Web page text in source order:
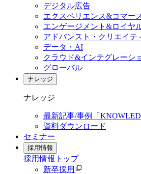
デジタル広告
エクスペリエンス&コマー
エンゲージメント&ロイヤ
アドバンスト・クリエイテ
データ・AI
クラウド&インテグレーシ
グローバル
ナレッジ
ナレッジ
最新記事/事例「
資料ダウンロード
セミナー
採用情報
採用情報 トップ
新卒採用